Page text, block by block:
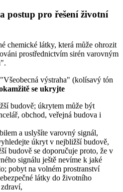
postup pro řešení životní
chemické látky, která může ohrozit
prostřednictvím sirén varovným
výstraha" (kolísavý tón
se ukryjte
budově; úkrytem může být
obchod, veřejná budova i
a uslyšíte varovný signál,
úkryt v nejbližší budově,
budově se doporučuje proto, že v
signálu ještě nevíme k jaké
pobyt na volném prostranství
látky do životního